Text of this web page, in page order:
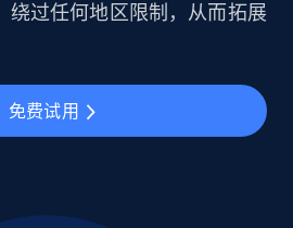
绕过任何地区限制，从而拓展
免费试用